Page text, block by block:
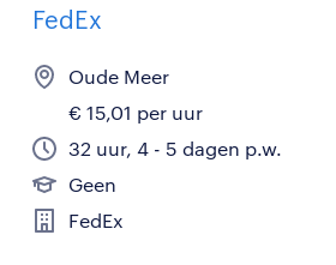
FedEx
Oude Meer
€ 15,01 per uur
32 uur, 4 - 5 dagen p.w.
Geen
FedEx